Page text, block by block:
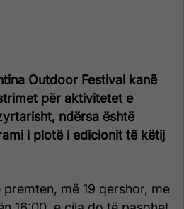
Outdoor Festival kanë
për aktivitetet e
ndërsa është
i plotë i edicionit të këtij
më 19 qershor, me